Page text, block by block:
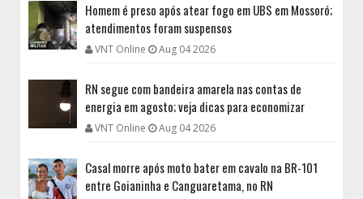
Homem é preso após atear fogo em UBS em Mossoró;
atendimentos foram suspensos
VNT Online Aug 04 2026
RN segue com bandeira amarela nas contas de
energia em agosto; veja dicas para economizar
VNT Online Aug 04 2026
Casal morre após moto bater em cavalo na BR-101
entre Goianinha e Canguaretama, no RN